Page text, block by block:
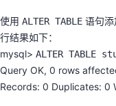
使用 ALTER TABLE 语句
行结果如下：
mysql> ALTER TABLE
Query OK, 0 rows
Records: 0 Duplicates: 0